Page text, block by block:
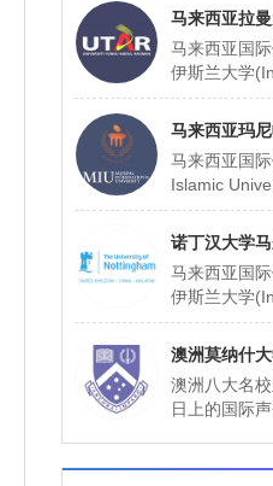
马来西亚拉
马来西亚国
伊斯兰大学
University
西亚
马来西亚玛
马来西亚国
Islamic
IIUM，由马
办
诺丁汉大学
马来西亚国
伊斯兰大学
University
西亚
澳洲莫纳什
澳洲八大名
日上的国际